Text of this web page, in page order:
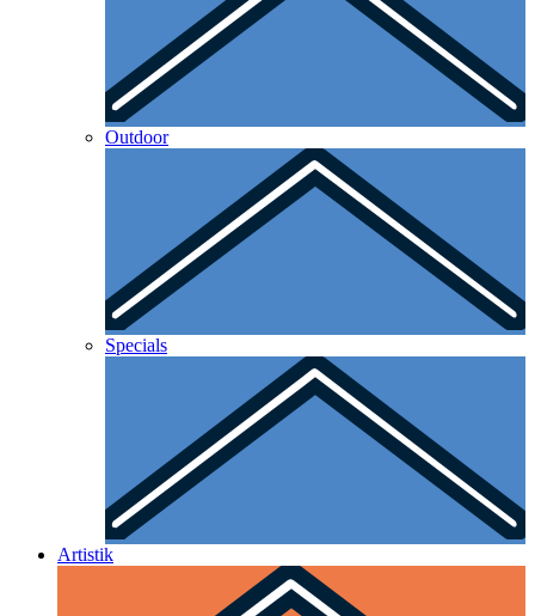
Outdoor
Specials
Artistik